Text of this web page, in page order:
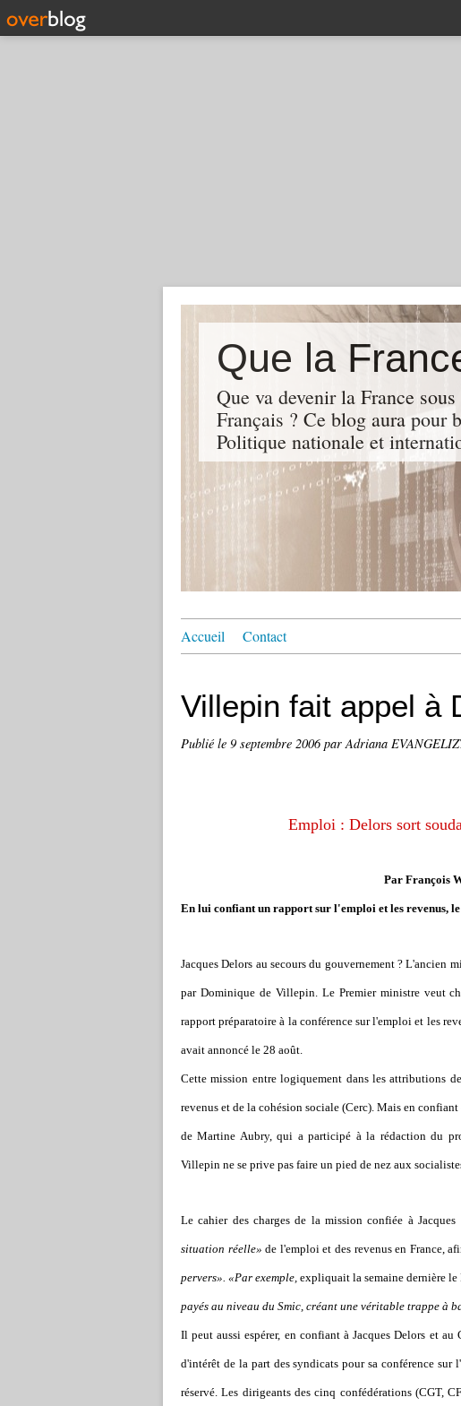
Que la
Que va devenir la France
Français ? Ce blog aura pour
Politique nationale et
Accueil Contact
Villepin fait appel à
Publié le 9 septembre 2006par Adriana
Emploi : Delors sort
Par François
En lui confiant un rapport sur l'emploi et les revenus,
Jacques Delors au secours du gouvernement ? L'ancien
par Dominique de Villepin. Le Premier ministre veut
rapport préparatoire à la conférence sur l'emploi et les
avait annoncé le 28 août.
Cette mission entre logiquement dans les attributions
revenus et de la cohésion sociale (Cerc). Mais en
de Martine Aubry, qui a participé à la rédaction du
Villepin ne se prive pas faire un pied de nez aux
Le cahier des charges de la mission confiée à Jacques
situation réelle»de l'emploi et des revenus en France,
pervers». «Par exemple, expliquait la semaine dernière le
payés au niveau du Smic, créant une véritable trappe à
Il peut aussi espérer, en confiant à Jacques Delors et
d'intérêt de la part des syndicats pour sa conférence
réservé. Les dirigeants des cinq confédérations (CGT,